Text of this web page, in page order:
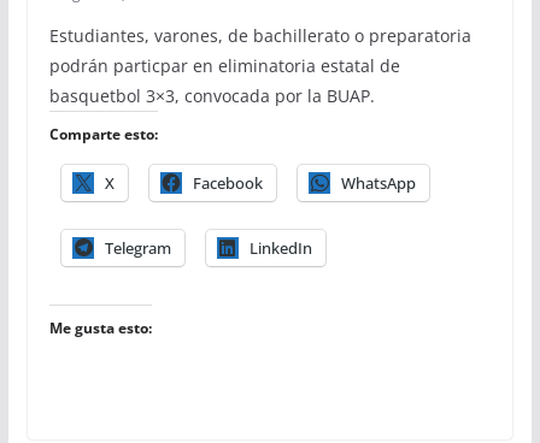
Estudiantes, varones, de bachillerato o preparatoria
podrán particpar en eliminatoria estatal de
basquetbol 3×3, convocada por la BUAP.
Comparte esto:
X Facebook WhatsApp
Telegram LinkedIn
Me gusta esto: